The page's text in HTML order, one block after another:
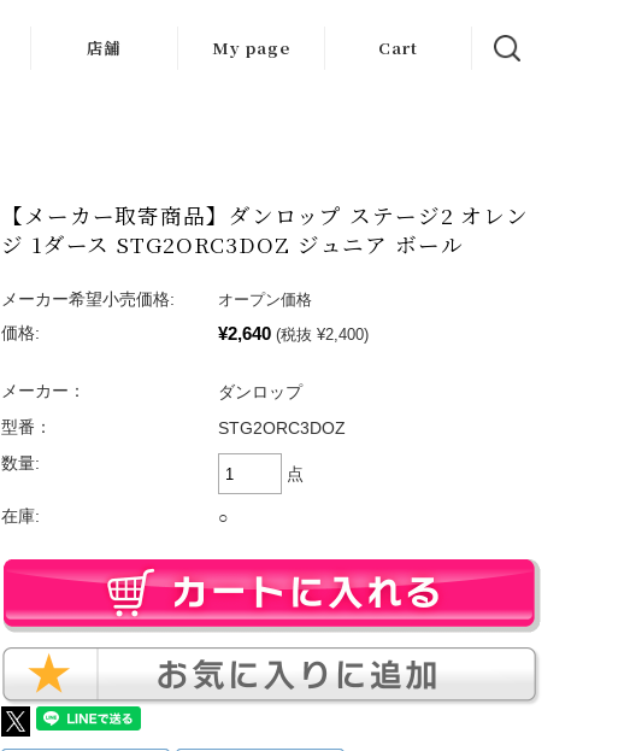
店舗
岐阜店
My page Cart
【メーカー取寄商品】ダンロップ ステージ2 オレン
ジ 1ダース STG2ORC3DOZ ジュニア ボール
メーカー希望小売価格:
オープン価格
価格:
¥2,640 (税抜 ¥2,400)
メーカー：
ダンロップ
型番：
STG2ORC3DOZ
数量:
点
在庫: ○